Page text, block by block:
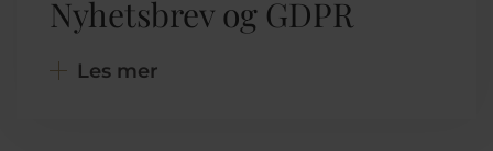
Nyhetsbrev og GDPR
Les mer